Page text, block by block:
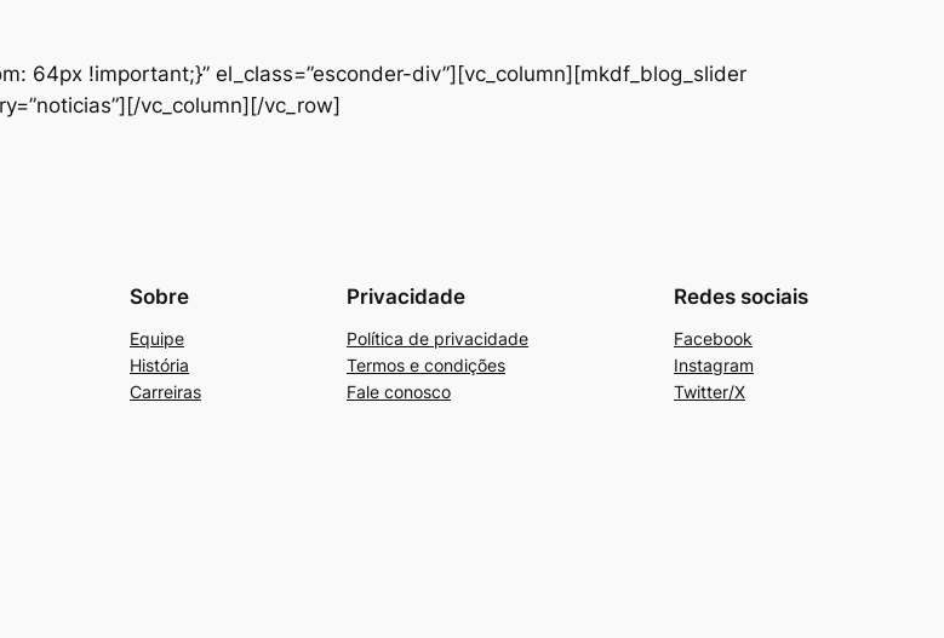
64px !important;}” el_class=”esconder-div”][vc_column][mkdf_blog_slider
vc_column][/vc_row]
Sobre
Equipe
História
Carreiras
Privacidade
Política de privacidade
Termos e condições
Fale conosco
Redes sociais
Facebook
Instagram
Twitter/X